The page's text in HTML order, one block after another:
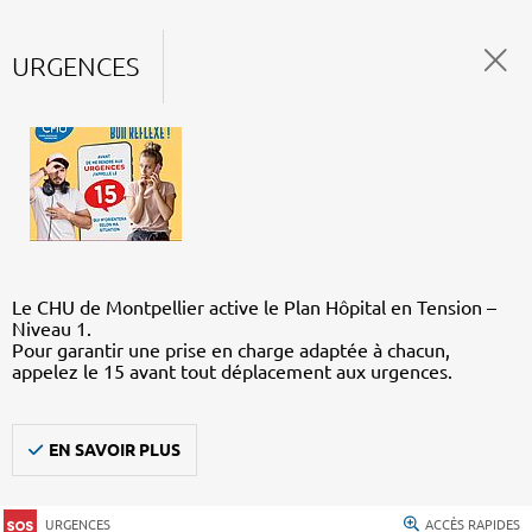
URGENCES
Le CHU de Montpellier active le Plan Hôpital en Tension –
Niveau 1.
Pour garantir une prise en charge adaptée à chacun,
appelez le 15 avant tout déplacement aux urgences.
EN SAVOIR PLUS
URGENCES ACCÈS RAPIDES